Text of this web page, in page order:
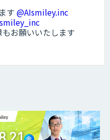
す @AIsmiley.inc
お願いいたします